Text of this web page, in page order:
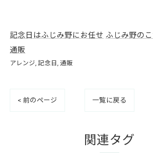
記念日はふじみ野にお任せ ふじみ野の
通販
アレンジ 記念日 通販
< 前のページ 一覧に戻る
関連タグ